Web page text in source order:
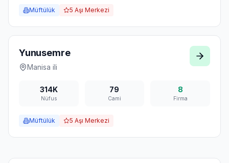
Müftülük 5 Aşı Merkezi
Yunusemre
Manisa ili
314K
Nüfus
79
Cami
8
Firma
Müftülük 5 Aşı Merkezi